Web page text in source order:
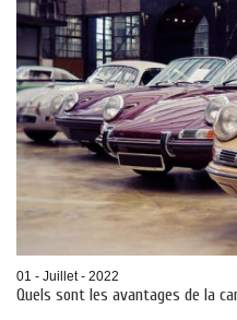
01 - Juillet - 2022
Quels sont les avantages de la